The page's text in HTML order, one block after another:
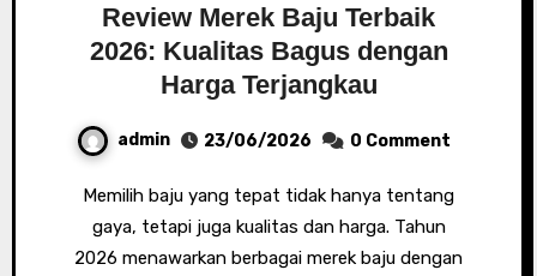
Review Merek Baju Terbaik
2026: Kualitas Bagus dengan
Harga Terjangkau
admin 23/06/2026 0 Comment
Memilih baju yang tepat tidak hanya tentang
gaya, tetapi juga kualitas dan harga. Tahun
2026 menawarkan berbagai merek baju dengan